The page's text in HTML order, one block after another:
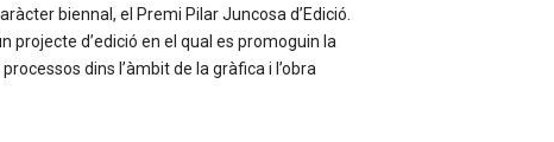
biennal, el Premi Pilar Juncosa d’Edició.
projecte d’edició en el qual es promoguin la
dins l’àmbit de la gràfica i l’obra